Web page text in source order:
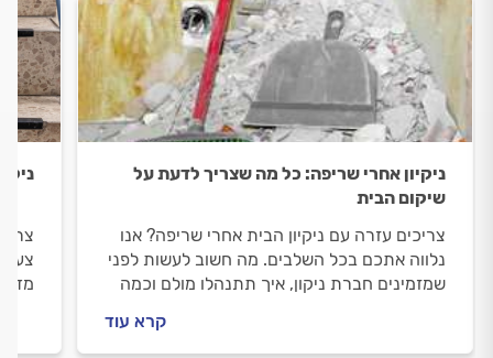
ניקיון אחרי שריפה: כל מה שצריך לדעת על
שיקום הבית
צריכים עזרה עם ניקיון הבית אחרי שריפה? אנו
נלווה אתכם בכל השלבים. מה חשוב לעשות לפני
שמזמינים חברת ניקון, איך תתנהלו מולם וכמה
קרא עוד
צעד